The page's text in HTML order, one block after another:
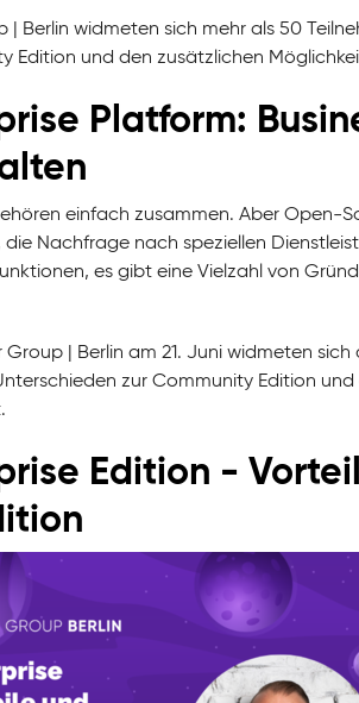
| Berlin widmeten sich mehr als 50
Edition und den zusätzlichen
Platform:
einfach zusammen. Aber Open-
Nachfrage nach speziellen
es gibt eine Vielzahl von
| Berlin am 21. Juni widmeten
zur Community Edition
Edition -